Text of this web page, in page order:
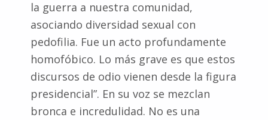
la guerra a nuestra comunidad,
asociando diversidad sexual con
pedofilia. Fue un acto profundamente
homofóbico. Lo más grave es que estos
discursos de odio vienen desde la figura
presidencial”. En su voz se mezclan
bronca e incredulidad. No es una